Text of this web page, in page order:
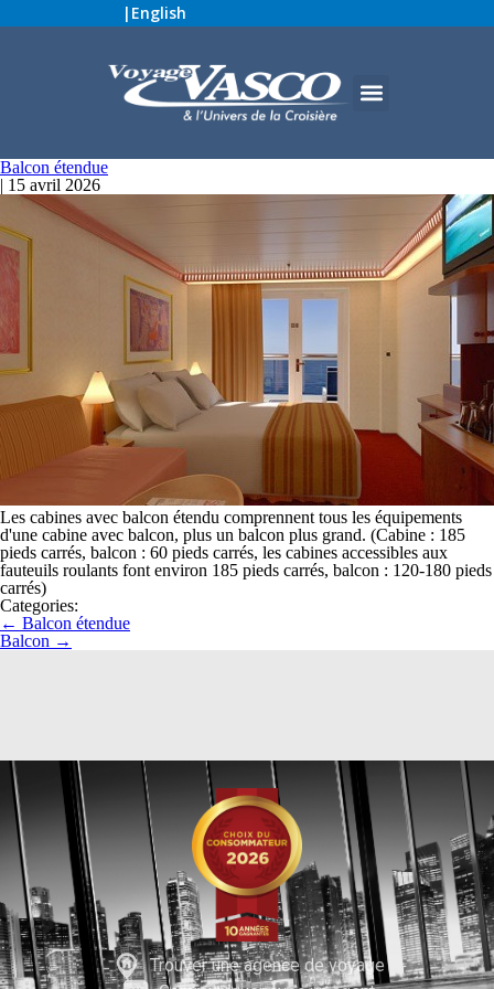
| English
Balcon étendue
| 15 avril 2026
Les cabines avec balcon étendu comprennent tous les équipements
d'une cabine avec balcon, plus un balcon plus grand. (Cabine : 185
pieds carrés, balcon : 60 pieds carrés, les cabines accessibles aux
fauteuils roulants font environ 185 pieds carrés, balcon : 120-180 pieds
carrés)
Categories:
← Balcon étendue
Balcon →
Trouver une agence de voyage